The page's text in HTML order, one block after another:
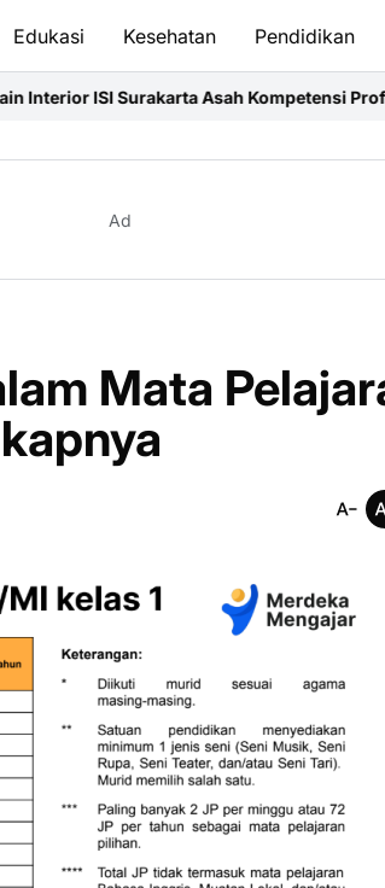
Edukasi Kesehatan Pendidikan
Asah Kompetensi Profesional Melalui
Ad
Mata